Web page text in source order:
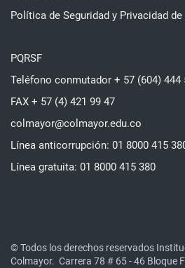
Política de Seguridad y Privacidad
PQRSF
Teléfono conmutador + 57 (604) 444
FAX + 57 (4) 421 99 47
colmayor@colmayor.edu.co
Línea anticorrupción: 01 8000 415
Línea gratuita: 01 8000 415 380
© Todos los derechos reservados
Colmayor. Carrera 78 # 65 - 46 Bloque